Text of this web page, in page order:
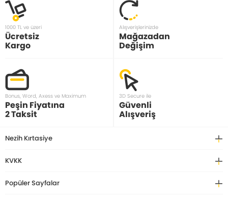
1000 TL ve üzeri
Ücretsiz
Kargo
Alışverişlerinizde
Mağazadan
Değişim
Bonus, Word, Axess ve Maximum
Peşin Fiyatına
2 Taksit
3D Secure ile
Güvenli
Alışveriş
Nezih Kırtasiye
KVKK
Popüler Sayfalar